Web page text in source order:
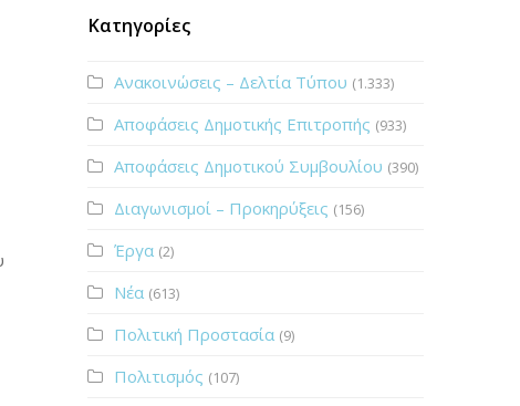
Κατηγορίες
Ανακοινώσεις – Δελτία Τύπου (1.333)
Αποφάσεις Δημοτικής Επιτροπής (933)
Αποφάσεις Δημοτικού Συμβουλίου (390)
Διαγωνισμοί – Προκηρύξεις (156)
Έργα (2)
Νέα (613)
Πολιτική Προστασία (9)
Πολιτισμός (107)